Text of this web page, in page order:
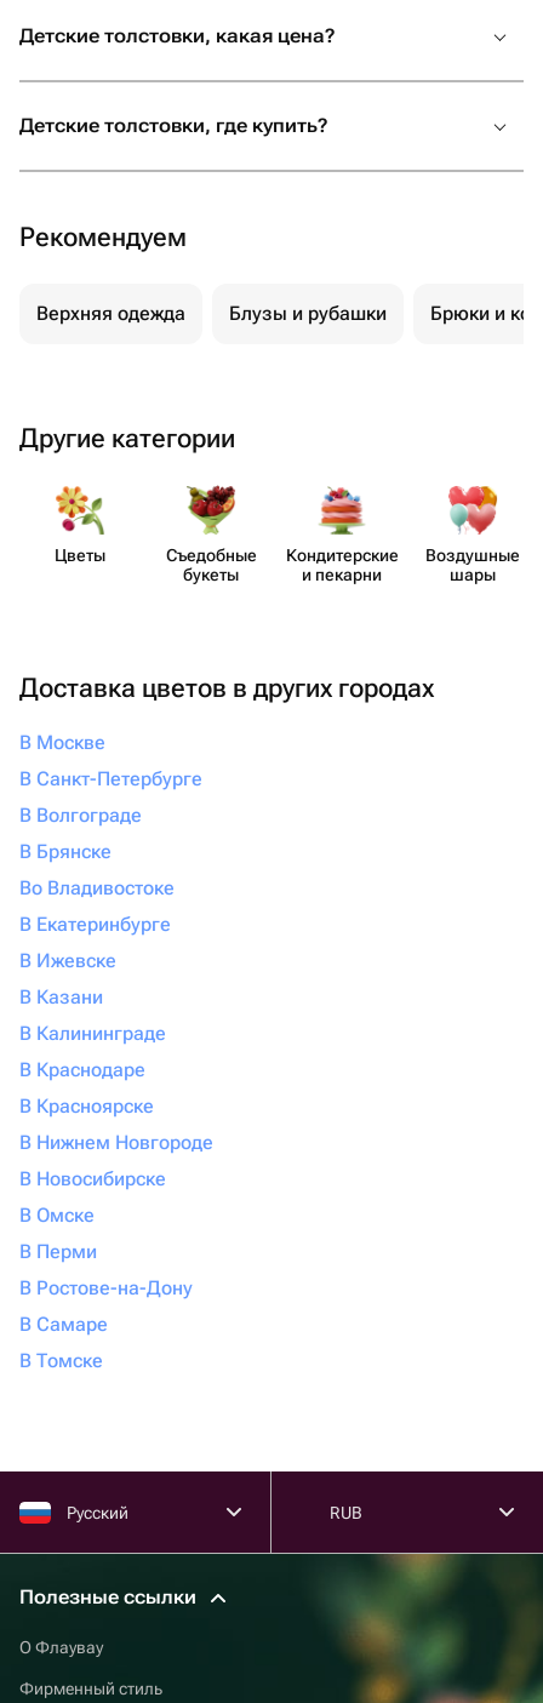
Детские толстовки, какая цена?
Детские толстовки, где купить?
Рекомендуем
Верхняя одежда Блузы и рубашки Брюки и
Другие категории
Цветы
Съедобные
букеты
Кондит​ерские
и пекарни
Воздушные
шары
Доставка цветов в других городах
В Москве
В Санкт-Петербурге
В Волгограде
В Брянске
Во Владивостоке
В Екатеринбурге
В Ижевске
В Казани
В Калининграде
В Краснодаре
В Красноярске
В Нижнем Новгороде
В Новосибирске
В Омске
В Перми
В Ростове-на-Дону
В Самаре
В Томске
Русский RUB
Полезные ссылки
О Флаувау
Фирменный стиль